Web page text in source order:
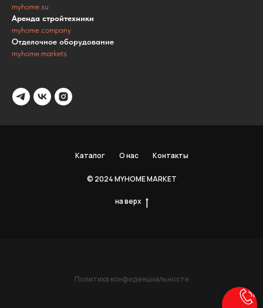
myhome.su
Аренда стройтехники
myhome.company
Отделочное оборудование
myhome.markets
Каталог О нас Контакты
© 2024 MYHOME MARKET
на верх
Политика конфиденциальности